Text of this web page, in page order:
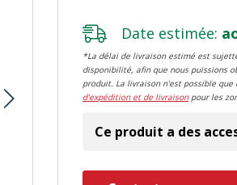
Date estimée:
*La délai de livraison estimé est
disponibilité, afin que nous puissions
produit. La livraison n'est possible
d'expédition et de livraisonpour les
Ce produit a des